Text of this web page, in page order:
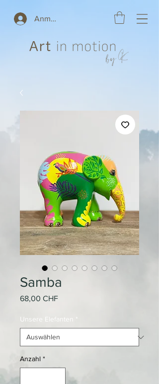
Anmelden
Samba
68,00 CHFPreis
Unsere Elefanten *
Anzahl *